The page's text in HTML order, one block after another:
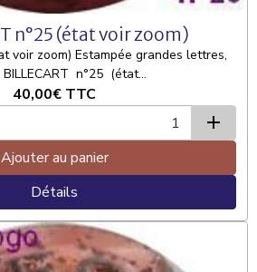
BILLECART n°25 (état voir zoom)
voir zoom) Estampée grandes lettres,
BILLECART n°25 (état...
40,00€ TTC
Ajouter au panier
Détails